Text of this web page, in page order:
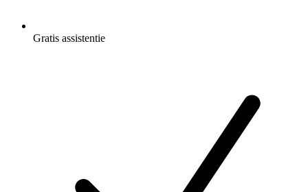
Gratis assistentie